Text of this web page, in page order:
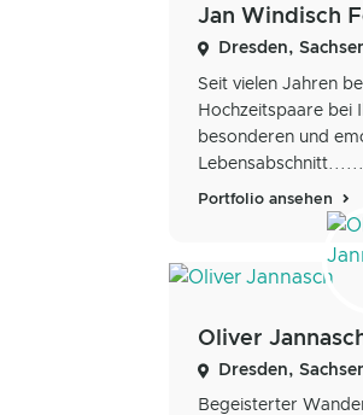
Jan Windisch
Dresden,
Seit vielen Jahren
Hochzeitspaare bei
besonderen und
Portfolio ansehen
Oliver
Dresden,
Begeisterter